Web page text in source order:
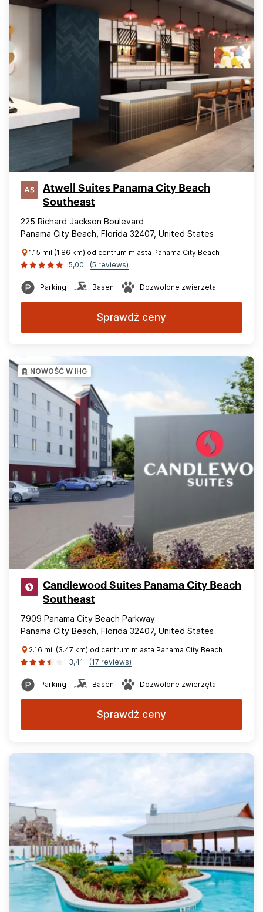
Atwell Suites Panama City Beach
Southeast
225 Richard Jackson Boulevard
Panama City Beach, Florida 32407, United States
1.15 mil (1.86 km) od centrum miasta Panama City Beach
5,00
(5 reviews)
Parking Basen Dozwolone zwierzęta
Sprawdź ceny
NOWOŚĆ W IHG
Candlewood Suites Panama City Beach
Southeast
7909 Panama City Beach Parkway
Panama City Beach, Florida 32407, United States
2.16 mil (3.47 km) od centrum miasta Panama City Beach
3,41
(17 reviews)
Parking Basen Dozwolone zwierzęta
Sprawdź ceny